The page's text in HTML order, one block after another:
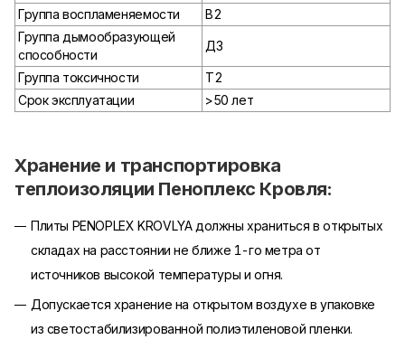
Группа воспламеняемости
В2
Группа дымообразующей
способности
Д3
Группа токсичности
Т2
Срок эксплуатации
>50 лет
Хранение и транспортировка
теплоизоляции Пеноплекс Кровля:
Плиты PENOPLEX KROVLYA должны храниться в открытых
складах на расстоянии не ближе 1-го метра от
источников высокой температуры и огня.
Допускается хранение на открытом воздухе в упаковке
из светостабилизированной полиэтиленовой пленки.